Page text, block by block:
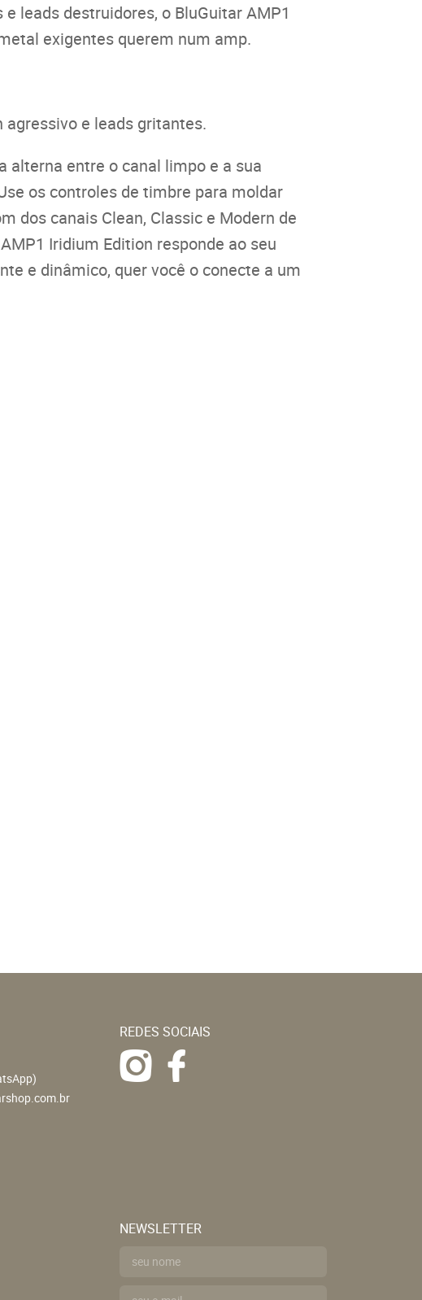
leads destruidores, o BluGuitar AMP1
exigentes querem num amp.
agressivo e leads gritantes.
alterna entre o canal limpo e a sua
os controles de timbre para moldar
dos canais Clean, Classic e Modern de
Iridium Edition responde ao seu
e dinâmico, quer você o conecte a um
REDES SOCIAIS
NEWSLETTER